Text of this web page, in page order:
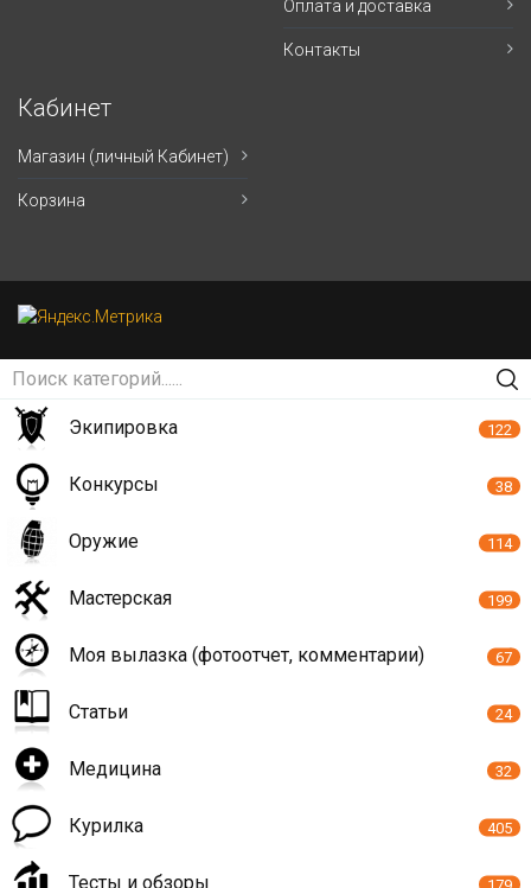
Оплата и доставка
Контакты
Кабинет
Магазин (личный Кабинет)
Корзина
Экипировка 122
Конкурсы 38
Оружие 114
Мастерская 199
Моя вылазка (фотоотчет, комментарии) 67
Статьи 24
Медицина 32
Курилка 405
Тесты и обзоры